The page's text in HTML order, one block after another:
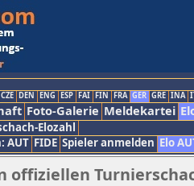
CZE DEN ENG ESP FAI FIN FRA GER GRE INA
Foto-Galerie Meldekartei
Elozahl
AUT FIDE Spieler anmelden Elo